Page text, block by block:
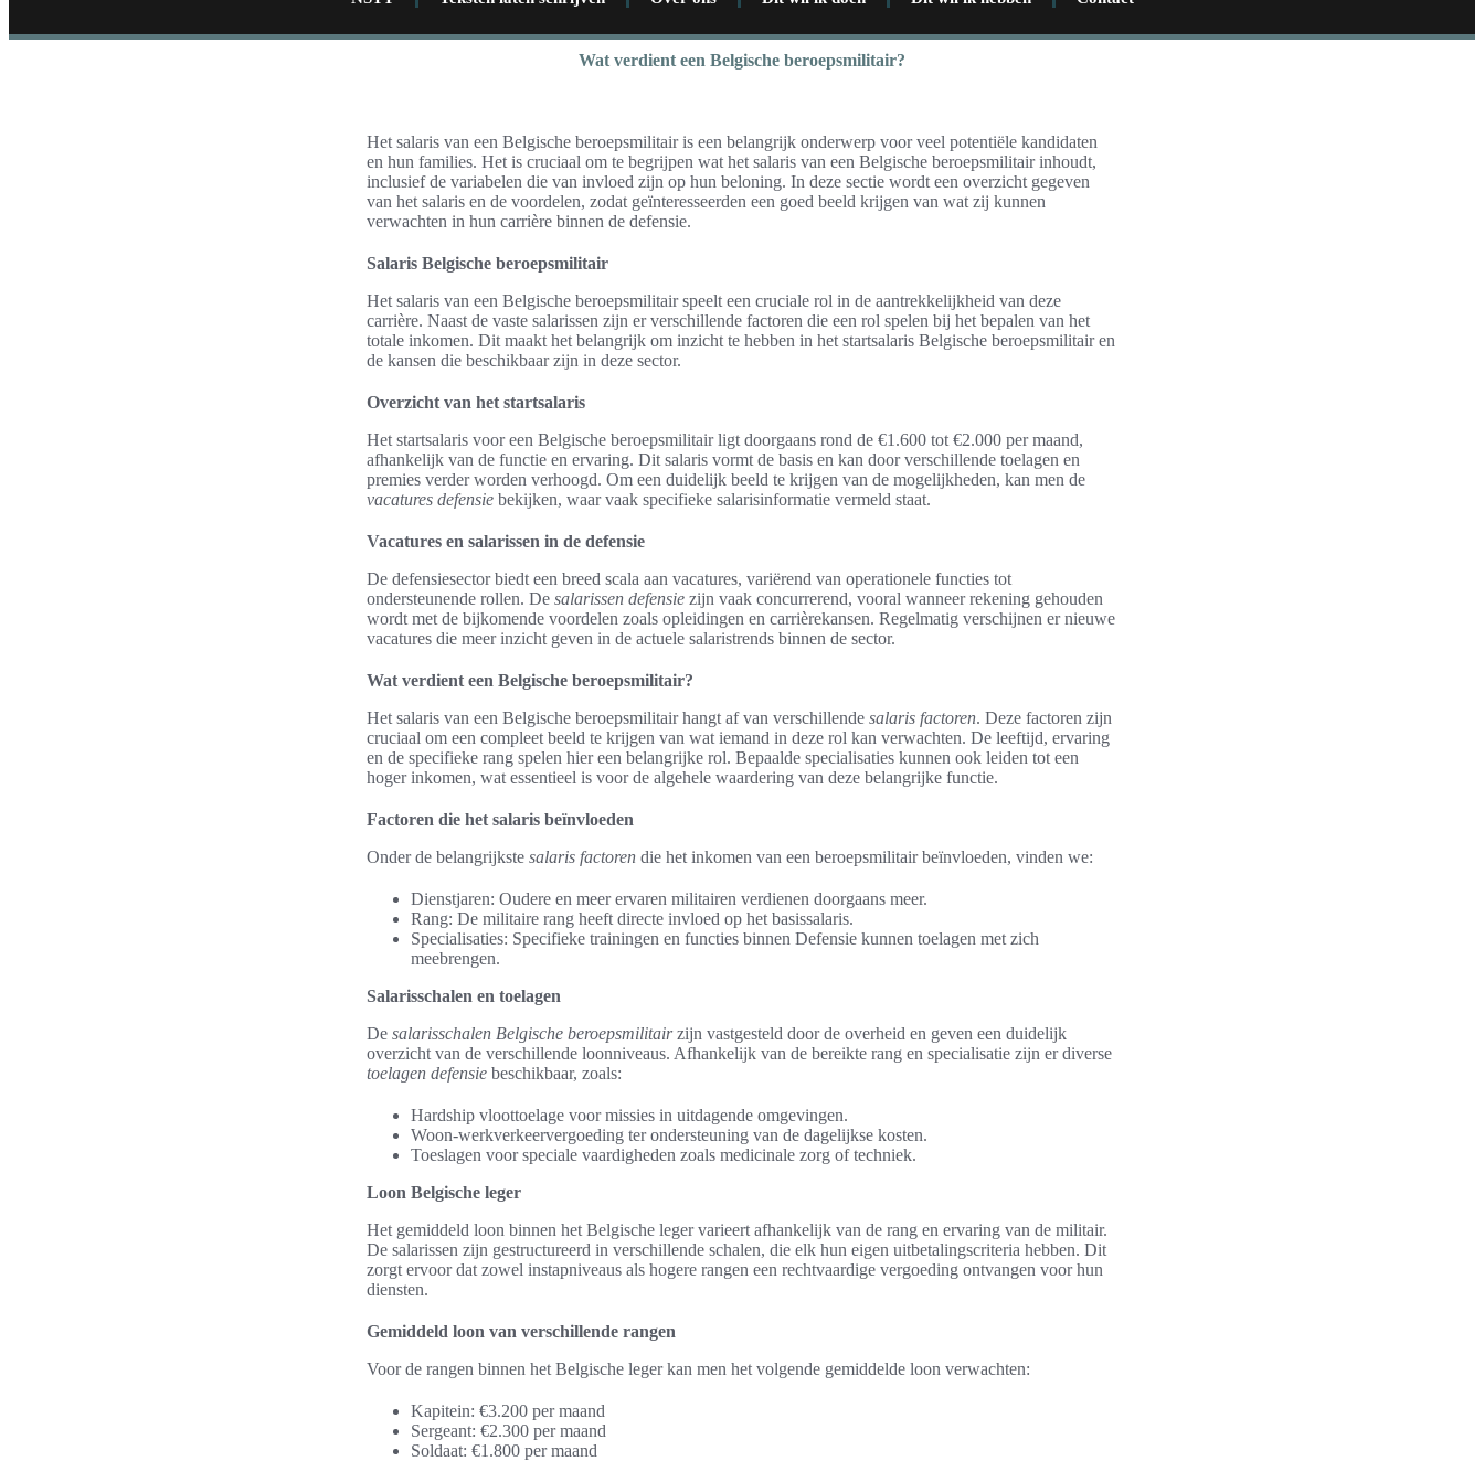
Wat verdient een Belgische beroepsmilitair?
Het salaris van een Belgische beroepsmilitair is een belangrijk onderwerp voor veel potentiële kandidaten
en hun families. Het is cruciaal om te begrijpen wat het salaris van een Belgische beroepsmilitair inhoudt,
inclusief de variabelen die van invloed zijn op hun beloning. In deze sectie wordt een overzicht gegeven
van het salaris en de voordelen, zodat geïnteresseerden een goed beeld krijgen van wat zij kunnen
verwachten in hun carrière binnen de defensie.
Salaris Belgische beroepsmilitair
Het salaris van een Belgische beroepsmilitair speelt een cruciale rol in de aantrekkelijkheid van deze
carrière. Naast de vaste salarissen zijn er verschillende factoren die een rol spelen bij het bepalen van het
totale inkomen. Dit maakt het belangrijk om inzicht te hebben in het startsalaris Belgische beroepsmilitair en
de kansen die beschikbaar zijn in deze sector.
Overzicht van het startsalaris
Het startsalaris voor een Belgische beroepsmilitair ligt doorgaans rond de €1.600 tot €2.000 per maand,
afhankelijk van de functie en ervaring. Dit salaris vormt de basis en kan door verschillende toelagen en
premies verder worden verhoogd. Om een duidelijk beeld te krijgen van de mogelijkheden, kan men de
vacatures defensie bekijken, waar vaak specifieke salarisinformatie vermeld staat.
Vacatures en salarissen in de defensie
De defensiesector biedt een breed scala aan vacatures, variërend van operationele functies tot
ondersteunende rollen. De salarissen defensie zijn vaak concurrerend, vooral wanneer rekening gehouden
wordt met de bijkomende voordelen zoals opleidingen en carrièrekansen. Regelmatig verschijnen er nieuwe
vacatures die meer inzicht geven in de actuele salaristrends binnen de sector.
Wat verdient een Belgische beroepsmilitair?
Het salaris van een Belgische beroepsmilitair hangt af van verschillende salaris factoren. Deze factoren zijn
cruciaal om een compleet beeld te krijgen van wat iemand in deze rol kan verwachten. De leeftijd, ervaring
en de specifieke rang spelen hier een belangrijke rol. Bepaalde specialisaties kunnen ook leiden tot een
hoger inkomen, wat essentieel is voor de algehele waardering van deze belangrijke functie.
Factoren die het salaris beïnvloeden
Onder de belangrijkste salaris factoren die het inkomen van een beroepsmilitair beïnvloeden, vinden we:
Dienstjaren: Oudere en meer ervaren militairen verdienen doorgaans meer.
Rang: De militaire rang heeft directe invloed op het basissalaris.
Specialisaties: Specifieke trainingen en functies binnen Defensie kunnen toelagen met zich
meebrengen.
Salarisschalen en toelagen
De salarisschalen Belgische beroepsmilitairzijn vastgesteld door de overheid en geven een duidelijk
overzicht van de verschillende loonniveaus. Afhankelijk van de bereikte rang en specialisatie zijn er diverse
toelagen defensie beschikbaar, zoals:
Hardship vloottoelage voor missies in uitdagende omgevingen.
Woon-werkverkeervergoeding ter ondersteuning van de dagelijkse kosten.
Toeslagen voor speciale vaardigheden zoals medicinale zorg of techniek.
Loon Belgische leger
Het gemiddeld loon binnen het Belgische leger varieert afhankelijk van de rang en ervaring van de militair.
De salarissen zijn gestructureerd in verschillende schalen, die elk hun eigen uitbetalingscriteria hebben. Dit
zorgt ervoor dat zowel instapniveaus als hogere rangen een rechtvaardige vergoeding ontvangen voor hun
diensten.
Gemiddeld loon van verschillende rangen
Voor de rangen binnen het Belgische leger kan men het volgende gemiddelde loon verwachten:
Kapitein: €3.200 per maand
Sergeant: €2.300 per maand
Soldaat: €1.800 per maand